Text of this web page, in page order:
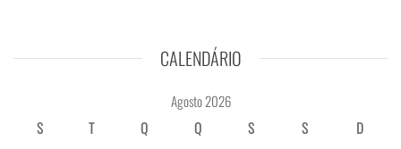
CALENDÁRIO
Agosto 2026
S
T Q Q S S
D